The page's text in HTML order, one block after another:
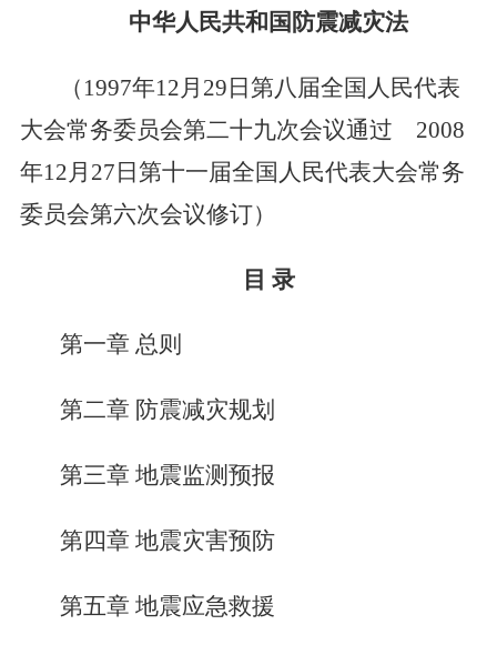
中华人民共和国防震减灾法
（ 1997年12 月 29 日第八届全国人民代表
大会常务委员会第二十九次会议通过 2008
年12 月 27 日第十一届全国人民代表大会常务
委员会第六次会议修订）
目 录
第一章 总则
第二章 防震减灾规划
第三章 地震监测预报
第四章 地震灾害预防
第五章 地震应急救援